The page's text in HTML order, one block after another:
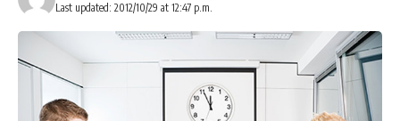
Last updated: 2012/10/29 at 12:47 p.m.